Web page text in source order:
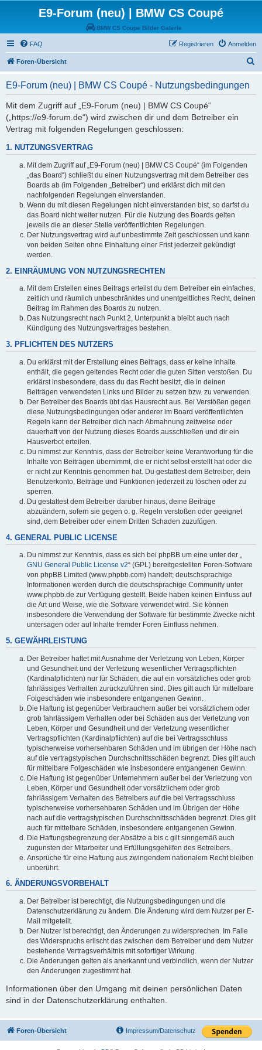
E9-Forum (neu) | BMW CS Coupé
BMW CS Coupe Bilder Galerie
FAQ Anmelden
Registrieren
Foren-Übersicht
E9-Forum (neu) | BMW CS Coupé - Nutzungsbedingungen
Mit dem Zugriff auf „E9-Forum (neu) | BMW CS Coupé“
(„https://e9-forum.de“) wird zwischen dir und dem Betreiber ein
Vertrag mit folgenden Regelungen geschlossen:
1. NUTZUNGSVERTRAG
Mit dem Zugriff auf „E9-Forum (neu) | BMW CS Coupé“ (im Folgenden
„das Board“) schließt du einen Nutzungsvertrag mit dem Betreiber des
Boards ab (im Folgenden „Betreiber“) und erklärst dich mit den
nachfolgenden Regelungen einverstanden.
Wenn du mit diesen Regelungen nicht einverstanden bist, so darfst du
das Board nicht weiter nutzen. Für die Nutzung des Boards gelten
jeweils die an dieser Stelle veröffentlichten Regelungen.
Der Nutzungsvertrag wird auf unbestimmte Zeit geschlossen und kann
von beiden Seiten ohne Einhaltung einer Frist jederzeit gekündigt
werden.
2. EINRÄUMUNG VON NUTZUNGSRECHTEN
Mit dem Erstellen eines Beitrags erteilst du dem Betreiber ein einfaches,
zeitlich und räumlich unbeschränktes und unentgeltliches Recht, deinen
Beitrag im Rahmen des Boards zu nutzen.
Das Nutzungsrecht nach Punkt 2, Unterpunkt a bleibt auch nach
Kündigung des Nutzungsvertrages bestehen.
3. PFLICHTEN DES NUTZERS
Du erklärst mit der Erstellung eines Beitrags, dass er keine Inhalte
enthält, die gegen geltendes Recht oder die guten Sitten verstoßen. Du
erklärst insbesondere, dass du das Recht besitzt, die in deinen
Beiträgen verwendeten Links und Bilder zu setzen bzw. zu verwenden.
Der Betreiber des Boards übt das Hausrecht aus. Bei Verstößen gegen
diese Nutzungsbedingungen oder anderer im Board veröffentlichten
Regeln kann der Betreiber dich nach Abmahnung zeitweise oder
dauerhaft von der Nutzung dieses Boards ausschließen und dir ein
Hausverbot erteilen.
Du nimmst zur Kenntnis, dass der Betreiber keine Verantwortung für die
Inhalte von Beiträgen übernimmt, die er nicht selbst erstellt hat oder die
er nicht zur Kenntnis genommen hat. Du gestattest dem Betreiber, dein
Benutzerkonto, Beiträge und Funktionen jederzeit zu löschen oder zu
sperren.
Du gestattest dem Betreiber darüber hinaus, deine Beiträge
abzuändern, sofern sie gegen o. g. Regeln verstoßen oder geeignet
sind, dem Betreiber oder einem Dritten Schaden zuzufügen.
4. GENERAL PUBLIC LICENSE
Du nimmst zur Kenntnis, dass es sich bei phpBB um eine unter der „
GNU General Public License v2“ (GPL) bereitgestellten Foren-Software
von phpBB Limited (www.phpbb.com) handelt; deutschsprachige
Informationen werden durch die deutschsprachige Community unter
www.phpbb.de zur Verfügung gestellt. Beide haben keinen Einfluss auf
die Art und Weise, wie die Software verwendet wird. Sie können
insbesondere die Verwendung der Software für bestimmte Zwecke nicht
untersagen oder auf Inhalte fremder Foren Einfluss nehmen.
5. GEWÄHRLEISTUNG
Der Betreiber haftet mit Ausnahme der Verletzung von Leben, Körper
und Gesundheit und der Verletzung wesentlicher Vertragspflichten
(Kardinalpflichten) nur für Schäden, die auf ein vorsätzliches oder grob
fahrlässiges Verhalten zurückzuführen sind. Dies gilt auch für mittelbare
Folgeschäden wie insbesondere entgangenen Gewinn.
Die Haftung ist gegenüber Verbrauchern außer bei vorsätzlichem oder
grob fahrlässigem Verhalten oder bei Schäden aus der Verletzung von
Leben, Körper und Gesundheit und der Verletzung wesentlicher
Vertragspflichten (Kardinalpflichten) auf die bei Vertragsschluss
typischerweise vorhersehbaren Schäden und im übrigen der Höhe nach
auf die vertragstypischen Durchschnittsschäden begrenzt. Dies gilt auch
für mittelbare Folgeschäden wie insbesondere entgangenen Gewinn.
Die Haftung ist gegenüber Unternehmern außer bei der Verletzung von
Leben, Körper und Gesundheit oder vorsätzlichem oder grob
fahrlässigem Verhalten des Betreibers auf die bei Vertragsschluss
typischerweise vorhersehbaren Schäden und im Übrigen der Höhe
nach auf die vertragstypischen Durchschnittsschäden begrenzt. Dies gilt
auch für mittelbare Schäden, insbesondere entgangenen Gewinn.
Die Haftungsbegrenzung der Absätze a bis c gilt sinngemäß auch
zugunsten der Mitarbeiter und Erfüllungsgehilfen des Betreibers.
Ansprüche für eine Haftung aus zwingendem nationalem Recht bleiben
unberührt.
6. ÄNDERUNGSVORBEHALT
Der Betreiber ist berechtigt, die Nutzungsbedingungen und die
Datenschutzerklärung zu ändern. Die Änderung wird dem Nutzer per E-
Mail mitgeteilt.
Der Nutzer ist berechtigt, den Änderungen zu widersprechen. Im Falle
des Widerspruchs erlischt das zwischen dem Betreiber und dem Nutzer
bestehende Vertragsverhältnis mit sofortiger Wirkung.
Die Änderungen gelten als anerkannt und verbindlich, wenn der Nutzer
den Änderungen zugestimmt hat.
Informationen über den Umgang mit deinen persönlichen Daten
sind in der Datenschutzerklärung enthalten.
Foren-Übersicht Impressum/Datenschutz